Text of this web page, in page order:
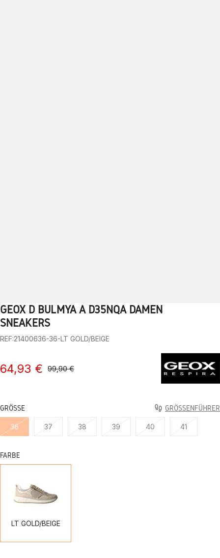
1 2 3 4 5 6 7 8
GEOX D BULMYA A D35NQA DAMEN
SNEAKERS
REF:21400636-36-LT GOLD/BEIGE
64,93 € 99,90 €
GRÖSSE GRÖSSENFÜHRER
36 37 38 39 40 41
FARBE
LT GOLD/BEIGE